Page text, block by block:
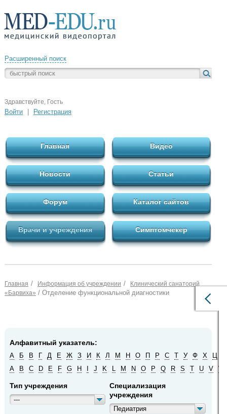
Расширенный поиск
Здравствуйте, Гость
Войти Регистрация
Главная Видео
Новости Статьи
Форум Каталог сайтов
Врачи и учреждения Симптомчекер
Главная / Информация об учреждении /
Клинический санаторий
«Барвиха» / Отделение функциональной диагностики
Алфавитный указатель:
А Б В Г Д Е Ж З И К Л М Н О П Р С Т У Ф Х Ц
A
B C D E F G H J K L M N O P Q R S T U V W
Тип учреждения
---
Специализация
учреждения
Педиатрия